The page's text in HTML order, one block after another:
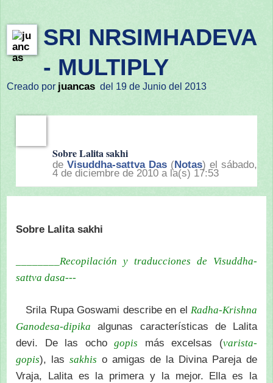
SRI NRSIMHADEVA
- MULTIPLY
Creado por juancas del 19 de Junio del 2013
Sobre Lalita sakhi
de Visuddha-sattva Das (Notas) el sábado,
4 de diciembre de 2010 a la(s) 17:53
Sobre Lalita sakhi
________Recopilación y traducciones de Visuddha-
sattva dasa---
Srila Rupa Goswami describe en el Radha-Krishna
Ganodesa-dipika algunas características de Lalita
devi. De las ochogopis más excelsas (varista-
gopis), las sakhis o amigas de la Divina Pareja de
Vraja, Lalita es la primera y la mejor. Ella es la